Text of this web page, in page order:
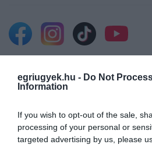
egriugyek.hu - Do Not
Information
If you wish to opt-out of the sale,
processing of your personal or
targeted advertising by us, please
Legfrissebb híreink
KÉT AUTÓ
MENTŐK IS A